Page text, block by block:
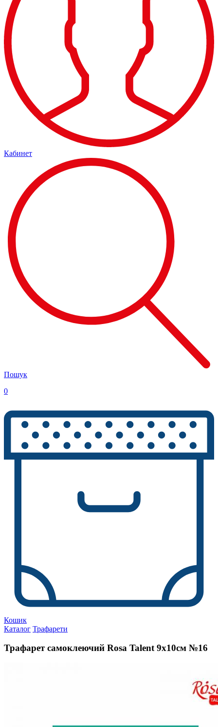
Кабинет
Пошук
0
Кошик
Каталог Трафарети
Трафарет самоклеючий Rosa Talent 9х10см №16